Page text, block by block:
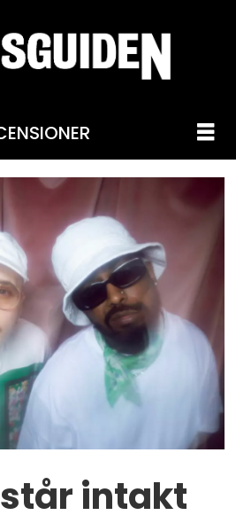
intakt